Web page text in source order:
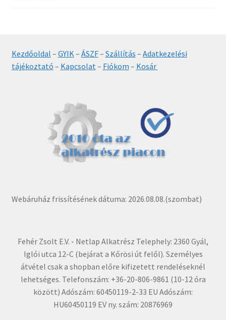
Kezdőoldal – GYIK – ÁSZF– Szállítás – Adatkezelési
tájékoztató – Kapcsolat – Fiókom – Kosár
Webáruház frissítésének dátuma: 2026.08.08.(szombat)
Fehér Zsolt E.V. - Netlap Alkatrész Telephely: 2360 Gyál,
Iglói utca 12-C (bejárat a Kőrösi út felől). Személyes
átvétel csak a shopban előre kifizetett rendeléseknél
lehetséges. Telefonszám: +36-20-806-9861 (10-12 óra
között) Adószám: 60450119-2-33 EU Adószám:
HU60450119 EV ny. szám: 20876969